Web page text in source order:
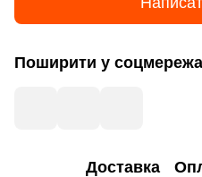
Поширити у
Доставка